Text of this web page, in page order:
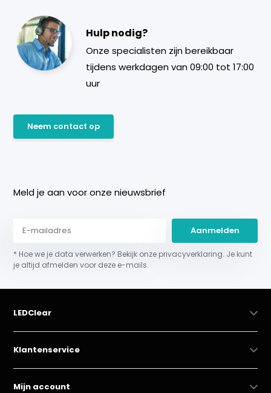
Hulp nodig?
Onze specialisten zijn bereikbaar
tijdens werkdagen van 09:00 tot 17:00
uur
Neem contact op
Meld je aan voor onze nieuwsbrief
Aanmelden
* Hoe we je data verwerken? Bekijk onze privacyverklaring. Je kunt
je altijd afmelden voor deze e-mails.
LEDClear
Klantenservice
Mijn account